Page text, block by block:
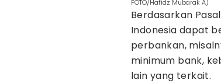
FOTO/Hafidz Mubarak A)
Berdasarkan Pasal
Indonesia dapat
perbankan,
minimum bank,
lain yang terkait.